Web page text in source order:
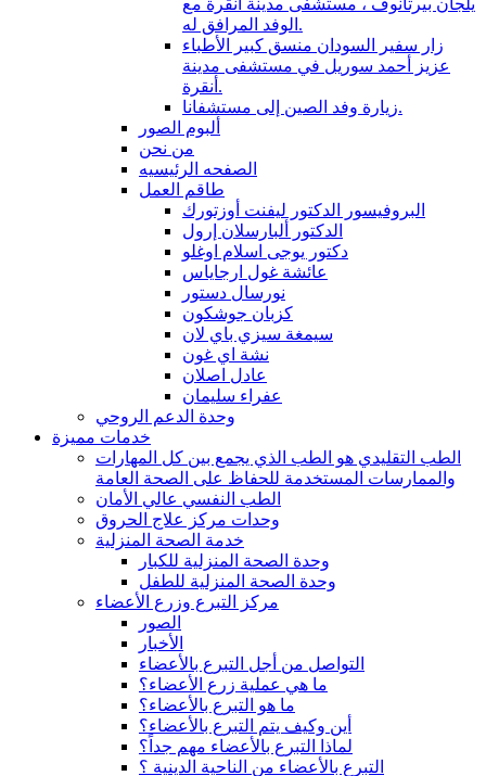
الوفد المرافق له.
زار سفير السودان منسق كبير الأطباء
عزيز أحمد سوريل في مستشفى مدينة
أنقرة.
زيارة وفد الصين إلى مستشفانا.
ألبوم الصور
من نحن
الصفحه الرئيسيه
طاقم العمل
البروفيسور الدكتور ليفنت أوزتورك
الدكتور ألبارسلان إرول
دكتور يوجى اسلام اوغلو
عائشة غول ارجاياس
نورسال دستور
كزبان جوشكون
سيمغة سيزي باي لان
نشة اي غون
عادل اصلان
عفراء سليمان
وحدة الدعم الروحي
خدمات مميزة
الطب التقليدي هو الطب الذي يجمع بين كل المهارات
والممارسات المستخدمة للحفاظ على الصحة العامة
الطب النفسي عالي الأمان
وحدات مركز علاج الحروق
خدمة الصحة المنزلية
وحدة الصحة المنزلية للكبار
وحدة الصحة المنزلية للطفل
مركز التبرع وزرع الأعضاء
الصور
الأخبار
التواصل من أجل التبرع بالأعضاء
ما هي عملية زرع الأعضاء؟
ما هو التبرع بالأعضاء؟
أين وكيف يتم التبرع بالأعضاء؟
لماذا التبرع بالأعضاء مهم جداً؟
التبرع بالأعضاء من الناحية الدينية ؟